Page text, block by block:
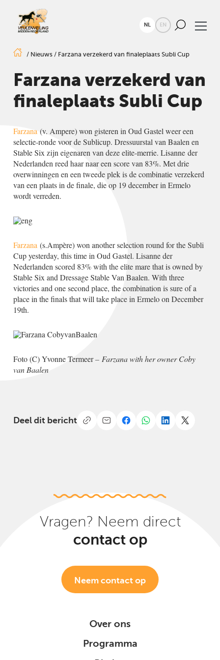
NL EN
/ Nieuws/ Farzana verzekerd van finaleplaats Subli Cup
Farzana verzekerd van
finaleplaats Subli Cup
Farzana (v. Ampere) won gisteren in Oud Gastel weer een
selectie-ronde voor de Sublicup. Dressuurstal van Baalen en
Stable Six zijn eigenaren van deze elite-merrie. Lisanne der
Nederlanden reed haar naar een score van 83%. Met drie
overwinningen en een tweede plek is de combinatie verzekerd
van een plaats in de finale, die op 19 december in Ermelo
wordt verreden.
Farzana (s.Ampère) won another selection round for the Subli
Cup yesterday, this time in Oud Gastel. Lisanne der
Nederlanden scored 83% with the elite mare that is owned by
Stable Six and Dressage Stable Van Baalen. With three
victories and one second place, the combination is sure of a
place in the finals that will take place in Ermelo on December
19th.
Foto (C) Yvonne Termeer– Farzana with her owner Coby
van Baalen
Deel dit bericht
Vragen? Neem direct
contact op
Neem contact op
Over ons
Programma